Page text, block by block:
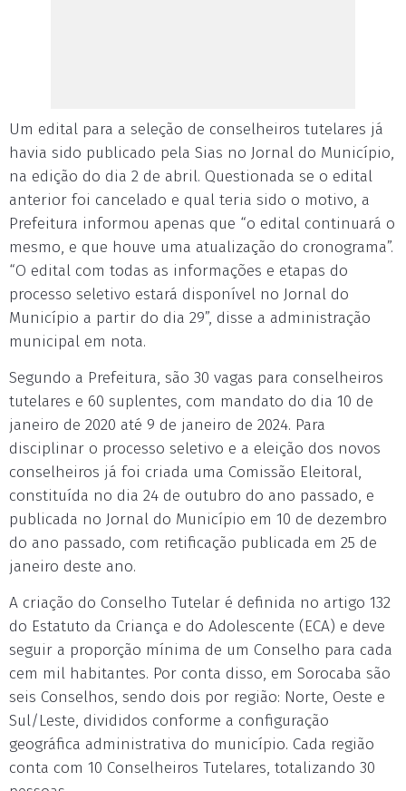
Um edital para a seleção de conselheiros tutelares já
havia sido publicado pela Sias no Jornal do Município,
na edição do dia 2 de abril. Questionada se o edital
anterior foi cancelado e qual teria sido o motivo, a
Prefeitura informou apenas que “o edital continuará o
mesmo, e que houve uma atualização do cronograma”.
“O edital com todas as informações e etapas do
processo seletivo estará disponível no Jornal do
Município a partir do dia 29”, disse a administração
municipal em nota.
Segundo a Prefeitura, são 30 vagas para conselheiros
tutelares e 60 suplentes, com mandato do dia 10 de
janeiro de 2020 até 9 de janeiro de 2024. Para
disciplinar o processo seletivo e a eleição dos novos
conselheiros já foi criada uma Comissão Eleitoral,
constituída no dia 24 de outubro do ano passado, e
publicada no Jornal do Município em 10 de dezembro
do ano passado, com retificação publicada em 25 de
janeiro deste ano.
A criação do Conselho Tutelar é definida no artigo 132
do Estatuto da Criança e do Adolescente (ECA) e deve
seguir a proporção mínima de um Conselho para cada
cem mil habitantes. Por conta disso, em Sorocaba são
seis Conselhos, sendo dois por região: Norte, Oeste e
Sul/Leste, divididos conforme a configuração
geográfica administrativa do município. Cada região
conta com 10 Conselheiros Tutelares, totalizando 30